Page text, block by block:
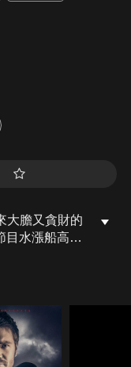
大膽又貪財的
目水漲船高的
……